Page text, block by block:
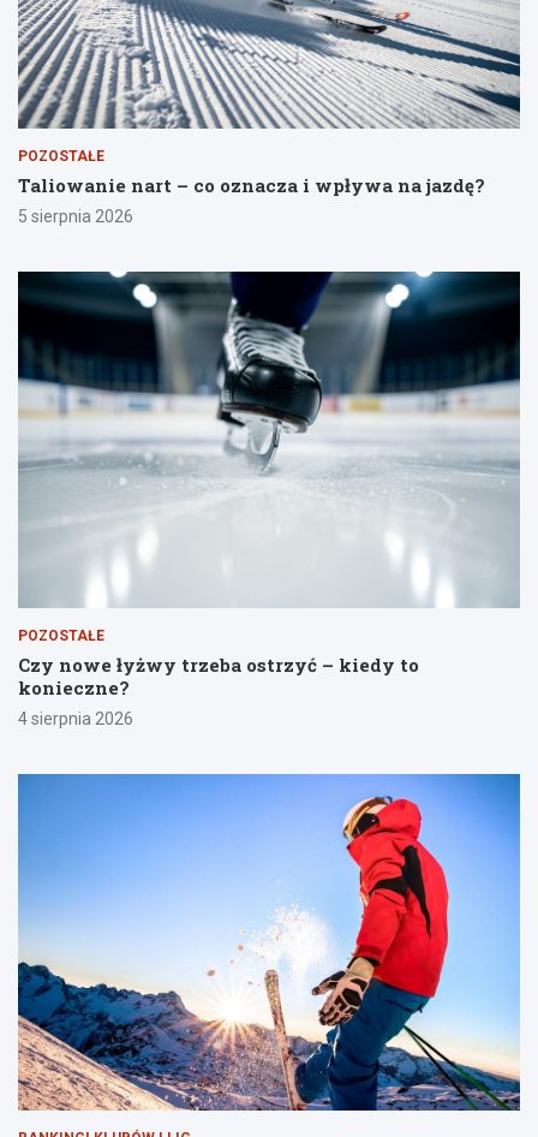
POZOSTAŁE
Taliowanie nart – co oznacza i wpływa na jazdę?
5 sierpnia 2026
POZOSTAŁE
Czy nowe łyżwy trzeba ostrzyć – kiedy to
konieczne?
4 sierpnia 2026